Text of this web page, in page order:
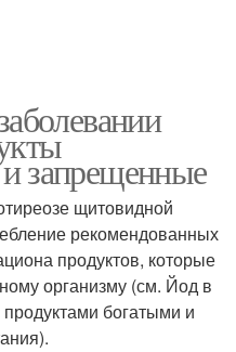
запрещенные
щитовидной
рекомендованных
продуктов, которые
организму (см. Йод в
богатыми и